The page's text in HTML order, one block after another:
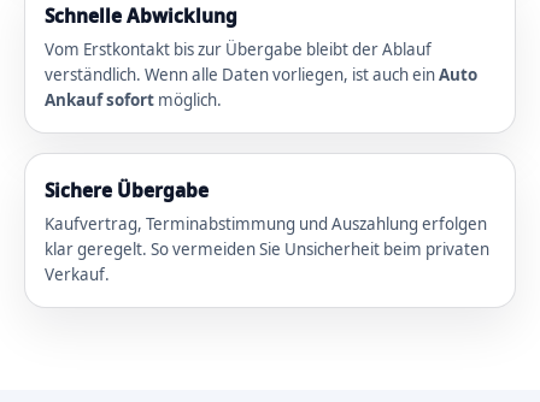
Schnelle Abwicklung
Vom Erstkontakt bis zur Übergabe bleibt der Ablauf
verständlich. Wenn alle Daten vorliegen, ist auch einAuto
Ankauf sofort möglich.
Sichere Übergabe
Kaufvertrag, Terminabstimmung und Auszahlung erfolgen
klar geregelt. So vermeiden Sie Unsicherheit beim privaten
Verkauf.